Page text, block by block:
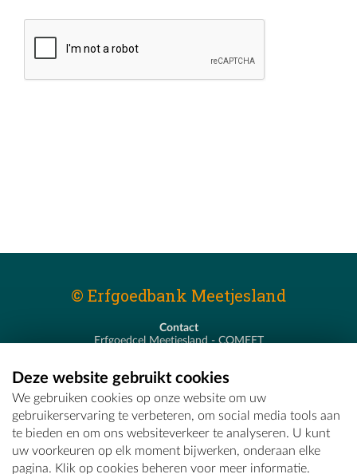
© Erfgoedbank Meetjesland
Contact
Erfgoedcel Meetjesland - COMEET
T - 09 373 75 96
E -erfgoedcel@comeet.be
Deze website gebruikt cookies
We gebruiken cookies op onze website om uw
gebruikerservaring te verbeteren, om social media tools aan
te bieden en om ons websiteverkeer te analyseren. U kunt
uw voorkeuren op elk moment bijwerken, onderaan elke
pagina. Klik op cookies beheren voor meer informatie.